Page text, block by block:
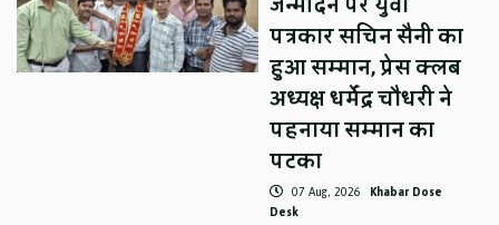
पत्रकार सचिन सैनी का
हुआ सम्मान, प्रेस क्लब
अध्यक्ष धर्मेंद्र चौधरी ने
पहनाया सम्मान का
पटका
07 Aug, 2026 Khabar Dose
Desk